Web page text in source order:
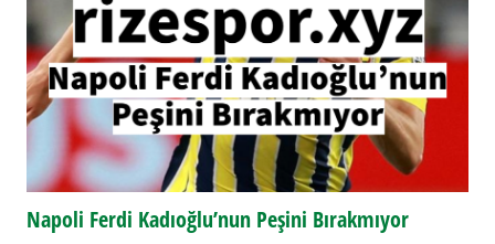
Napoli Ferdi Kadıoğlu’nun Peşini Bırakmıyor